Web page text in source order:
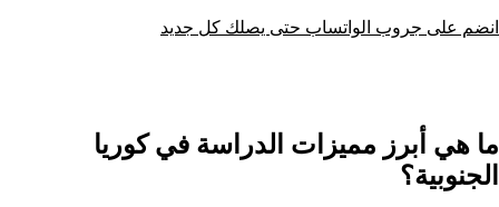
انضم على جروب الواتساب حتى يصلك كل جديد
ما هي أبرز مميزات الدراسة في كوريا
الجنوبية؟